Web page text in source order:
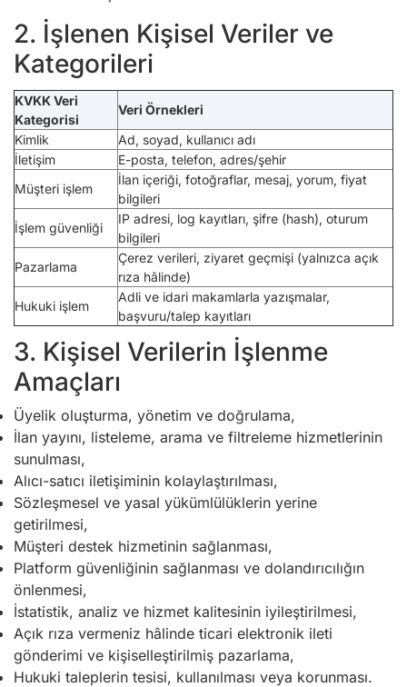
2. İşlenen Kişisel Veriler ve
Kategorileri
KVKK Veri
Kategorisi
Veri Örnekleri
Kimlik
Ad, soyad, kullanıcı adı
İletişim
E-posta, telefon, adres/şehir
Müşteri işlem
İlan içeriği, fotoğraflar, mesaj, yorum, fiyat
bilgileri
İşlem güvenliği
IP adresi, log kayıtları, şifre (hash), oturum
bilgileri
Pazarlama
Çerez verileri, ziyaret geçmişi (yalnızca açık
rıza hâlinde)
Hukuki işlem
Adli ve idari makamlarla yazışmalar,
başvuru/talep kayıtları
3. Kişisel Verilerin İşlenme
Amaçları
Üyelik oluşturma, yönetim ve doğrulama,
İlan yayını, listeleme, arama ve filtreleme hizmetlerinin
sunulması,
Alıcı-satıcı iletişiminin kolaylaştırılması,
Sözleşmesel ve yasal yükümlülüklerin yerine
getirilmesi,
Müşteri destek hizmetinin sağlanması,
Platform güvenliğinin sağlanması ve dolandırıcılığın
önlenmesi,
İstatistik, analiz ve hizmet kalitesinin iyileştirilmesi,
Açık rıza vermeniz hâlinde ticari elektronik ileti
gönderimi ve kişiselleştirilmiş pazarlama,
Hukuki taleplerin tesisi, kullanılması veya korunması.